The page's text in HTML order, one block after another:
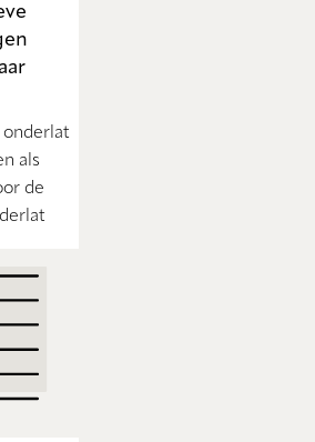
onderlat
als
de